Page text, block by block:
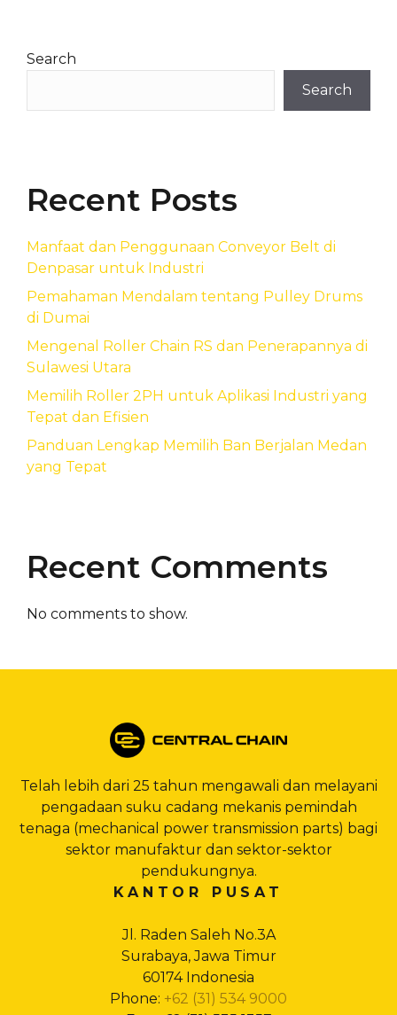
Search
Search
Recent Posts
Manfaat dan Penggunaan Conveyor Belt di
Denpasar untuk Industri
Pemahaman Mendalam tentang Pulley Drums
di Dumai
Mengenal Roller Chain RS dan Penerapannya di
Sulawesi Utara
Memilih Roller 2PH untuk Aplikasi Industri yang
Tepat dan Efisien
Panduan Lengkap Memilih Ban Berjalan Medan
yang Tepat
Recent Comments
No comments to show.
Telah lebih dari 25 tahun mengawali dan melayani
pengadaan suku cadang mekanis pemindah
tenaga (mechanical power transmission parts) bagi
sektor manufaktur dan sektor-sektor
pendukungnya.
KANTOR PUSAT
Jl. Raden Saleh No.3A
Surabaya, Jawa Timur
60174 Indonesia
Phone: +62 (31) 534 9000